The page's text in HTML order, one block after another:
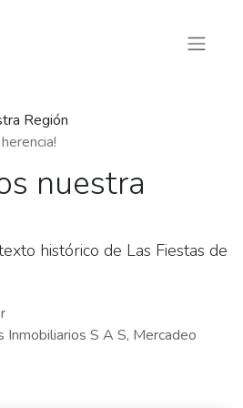
Región
nuestra
histórico de Las Fiestas de
Inmobiliarios S A S, Mercadeo